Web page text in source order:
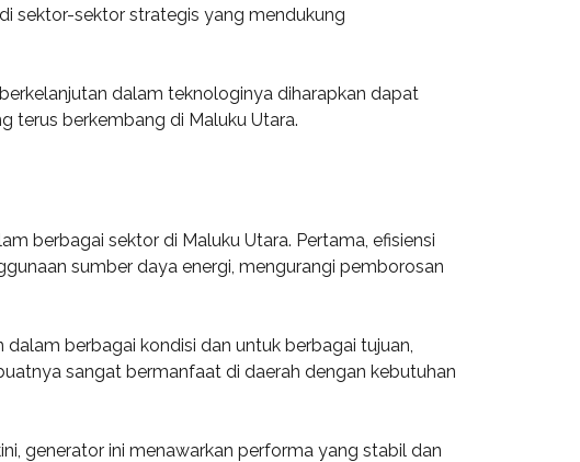
sektor-sektor strategis yang mendukung
dalam teknologinya diharapkan dapat
terus berkembang di Maluku Utara.
berbagai sektor di Maluku Utara. Pertama, efisiensi
sumber daya energi, mengurangi pemborosan
berbagai kondisi dan untuk berbagai tujuan,
sangat bermanfaat di daerah dengan kebutuhan
generator ini menawarkan performa yang stabil dan